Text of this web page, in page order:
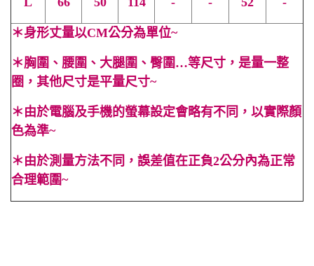
＊身形丈量以CM公分為單位~
＊胸圍、腰圍、大腿圍、臀圍…等尺寸，是量一整
圈，其他尺寸是平量尺寸~
＊ 由於電腦及手機的螢幕設定會略有不同，以實際顏
色為準~
＊ 由於測量方法不同，誤差值在正負2公分內為正常
合理範圍~